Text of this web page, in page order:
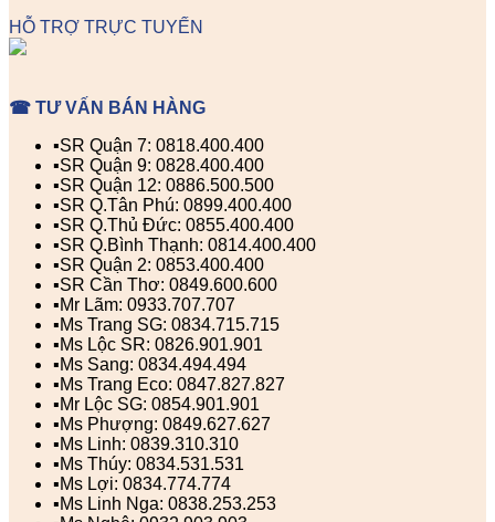
HỖ TRỢ TRỰC TUYẾN
☎ TƯ VẤN BÁN HÀNG
▪️SR Quận 7: 0818.400.400
▪️SR Quận 9: 0828.400.400
▪️SR Quận 12: 0886.500.500
▪️SR Q.Tân Phú: 0899.400.400
▪️SR Q.Thủ Đức: 0855.400.400
▪️SR Q.Bình Thạnh: 0814.400.400
▪️SR Quận 2: 0853.400.400
▪️SR Cần Thơ: 0849.600.600
▪️Mr Lãm: 0933.707.707
▪️Ms Trang SG: 0834.715.715
▪️Ms Lộc SR: 0826.901.901
▪️Ms Sang: 0834.494.494
▪️Ms Trang Eco: 0847.827.827
▪️Mr Lộc SG: 0854.901.901
▪️Ms Phượng: 0849.627.627
▪️Ms Linh: 0839.310.310
▪️Ms Thúy: 0834.531.531
▪️Ms Lợi: 0834.774.774
▪️Ms Linh Nga: 0838.253.253